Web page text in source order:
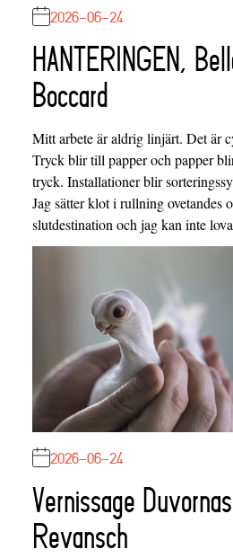
2026-06-24
HANTERINGEN,
Boccard
Mitt arbete är aldrig linjärt. Det är
Tryck blir till papper och papper
tryck. Installationer blir
Jag sätter klot i rullning ovetandes
slutdestination och jag kan inte
2026-06-24
Vernissage Duvornas
Revansch